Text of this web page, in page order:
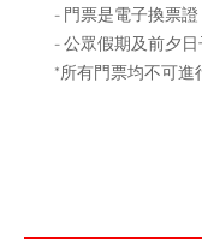
- 門票是電子換票證
- 公眾假期及前夕
*所有門票均不可進